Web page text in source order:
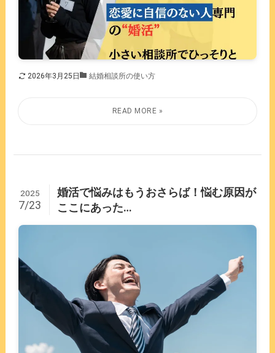
2026年3月25日 結婚相談所の使い方
婚活で悩みはもうおさらば！悩む原因が
ここにあった…
2025
7/23